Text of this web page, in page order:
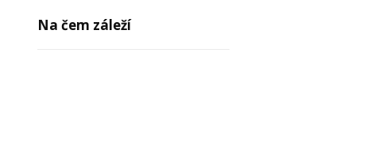
Na čem záleží